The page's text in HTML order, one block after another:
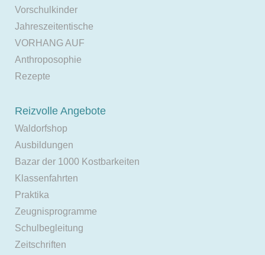
Vorschulkinder
Jahreszeitentische
VORHANG AUF
Anthroposophie
Rezepte
Reizvolle Angebote
Waldorfshop
Ausbildungen
Bazar der 1000 Kostbarkeiten
Klassenfahrten
Praktika
Zeugnisprogramme
Schulbegleitung
Zeitschriften